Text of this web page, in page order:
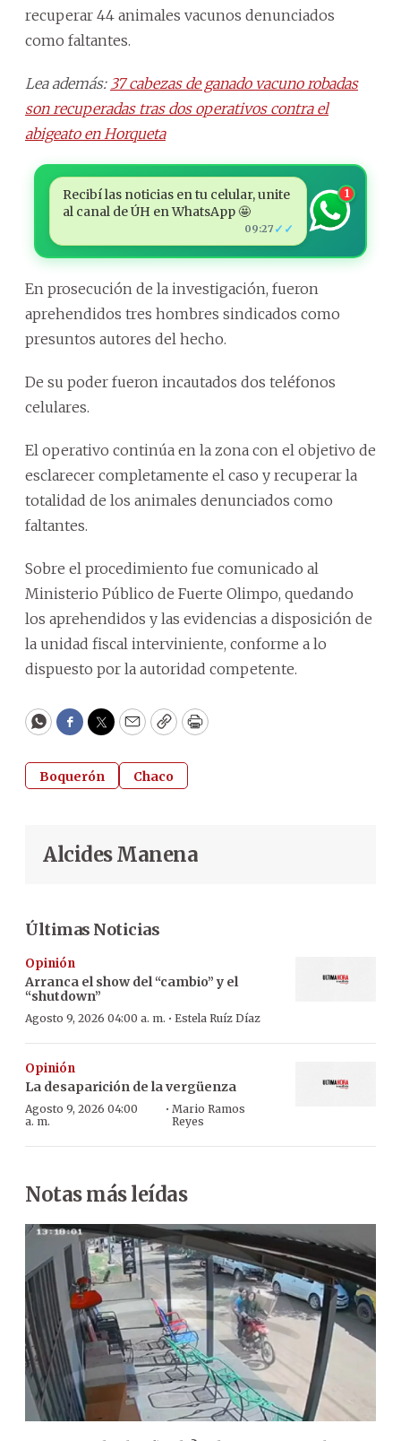
recuperar 44 animales vacunos denunciados
como faltantes.
Lea además: 37 cabezas de ganado vacuno robadas
son recuperadas tras dos operativos contra el
abigeato en Horqueta
Recibí las noticias en tu celular, unite
al canal de ÚH en WhatsApp 🤩
09:27 ✓✓
1
En prosecución de la investigación, fueron
aprehendidos tres hombres sindicados como
presuntos autores del hecho.
De su poder fueron incautados dos teléfonos
celulares.
El operativo continúa en la zona con el objetivo de
esclarecer completamente el caso y recuperar la
totalidad de los animales denunciados como
faltantes.
Sobre el procedimiento fue comunicado al
Ministerio Público de Fuerte Olimpo, quedando
los aprehendidos y las evidencias a disposición de
la unidad fiscal interviniente, conforme a lo
dispuesto por la autoridad competente.
WhatsApp
Facebook
Twitter
EmailCopyPrint
Boquerón Chaco
Alcides Manena
Últimas Noticias
Opinión
Arranca el show del “cambio” y el
“shutdown”
Agosto 9, 2026 04:00 a. m. · Estela Ruíz Díaz
Opinión
La desaparición de la vergüenza
Agosto 9, 2026 04:00
a. m.
· Mario Ramos
Reyes
Notas más leídas